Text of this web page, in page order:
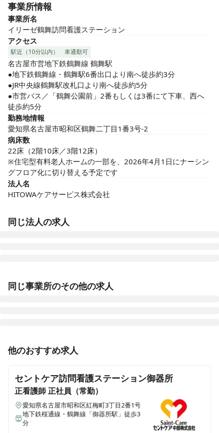
事業所情報
事業所名
イリーゼ鶴舞訪問看護ステーション
アクセス
駅近（10分以内） 車通勤可
名古屋市営地下鉄鶴舞線 鶴舞駅
●地下鉄鶴舞線・鶴舞駅6番出口より南へ徒歩約3分
●JR中央線鶴舞駅改札口より南へ徒歩約5分
●市営バス／「鶴舞公園前」2番もしくは3番にて下車、西へ
徒歩約5分
勤務地情報
愛知県名古屋市昭和区鶴舞二丁目1番3号-2
病床数
22床（2階10床／3階12床）
※住宅型有料老人ホームの一部を、2026年4月1日にナーシン
グフロア化に切り替える予定です
法人名
HITOWAケアサービス株式会社
同じ法人の求人
新潟県新潟市中央区山二ツ3-8-143
イリーゼ瑞穂汐路
イリーゼ岡谷
長野県岡谷市山下町1-1-37
イリーゼ仙台荒井西
同じ事業所のその他の求人
正看護師 パート・アルバイト
【急募】★駅近★施設内訪問看護 夜勤専属 / 週2日～
正看護師 正社員（常勤）
【急募】★駅近★施設内訪問看護 高収入 / 車・バイク
通勤可 / 日勤のみも相談可
他のおすすめ求人
セントケア訪問看護ステーション御器所
正看護師正社員（常勤）
愛知県名古屋市昭和区紅梅町3丁目2番1号
地下鉄桜通線・鶴舞線「御器所駅」徒歩3
分